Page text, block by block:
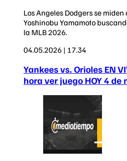
Los Angeles Dodgers se
Yoshinobu Yamamoto
la MLB 2026.
04.05.2026 | 17.34
Yankees vs. Orioles EN
hora ver juego HOY 4 de